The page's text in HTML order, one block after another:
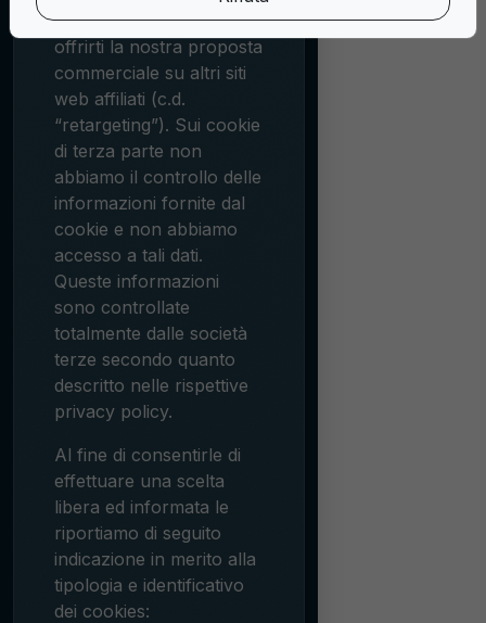
cookies permettono di
offrirti la nostra proposta
commerciale su altri siti
web affiliati (c.d.
“retargeting”). Sui cookie
di terza parte non
abbiamo il controllo delle
informazioni fornite dal
cookie e non abbiamo
accesso a tali dati.
Queste informazioni
sono controllate
totalmente dalle società
terze secondo quanto
descritto nelle rispettive
privacy policy.
Al fine di consentirle di
effettuare una scelta
libera ed informata le
riportiamo di seguito
indicazione in merito alla
tipologia e identificativo
dei cookies: